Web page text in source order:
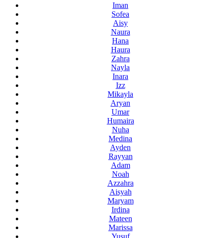
Iman
Sofea
Aisy
Naura
Hana
Haura
Zahra
Nayla
Inara
Izz
Mikayla
Aryan
Umar
Humaira
Nuha
Medina
Ayden
Rayyan
Adam
Noah
Azzahra
Aisyah
Maryam
Irdina
Mateen
Marissa
Yusuf